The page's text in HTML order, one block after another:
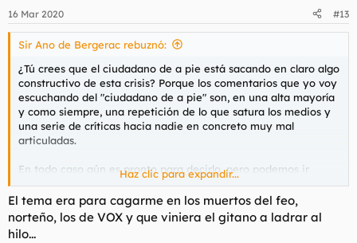
e
s
16 Mar 2020 #13
Sir Ano de Bergerac rebuznó:
¿Tú crees que el ciudadano de a pie está sacando en claro algo
constructivo de esta crisis? Porque los comentarios que yo voy
escuchando del "ciudadano de a pie" son, en una alta mayoría
y como siempre, una repetición de lo que satura los medios y
una serie de críticas hacia nadie en concreto muy mal
articuladas.
En todo caso aún es pronto para decirlo, pero podemos ir
asumiendo que como siempre ocurre no ganarán el relato los
buenos.
Haz clic para expandir...
El tema era para cagarme en los muertos del feo,
norteño, los de VOX y que viniera el gitano a ladrar al
hilo...